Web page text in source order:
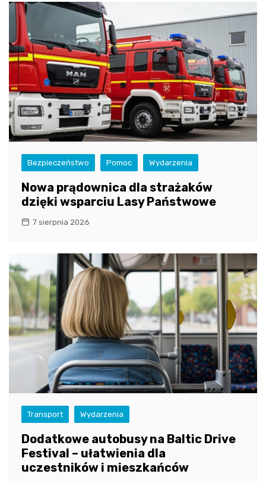
Bezpieczeństwo Pomoc Wydarzenia
Nowa prądownica dla strażaków
dzięki wsparciu Lasy Państwowe
7 sierpnia 2026
Transport Wydarzenia
Dodatkowe autobusy na Baltic Drive
Festival – ułatwienia dla
uczestników i mieszkańców